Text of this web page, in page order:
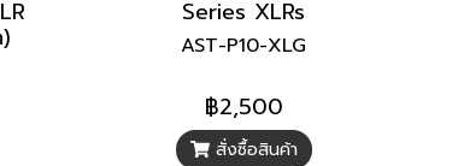
Series XLRs
AST-P10-XLG
฿2,500
สั่งซื้อสินค้า